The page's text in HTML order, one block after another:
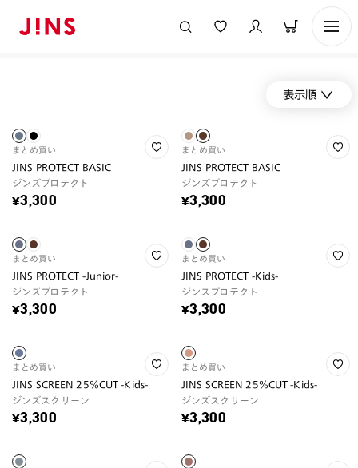
表示順
まとめ買い
JINS PROTECT BASIC
ジンズプロテクト
¥3,300
まとめ買い
JINS PROTECT BASIC
ジンズプロテクト
¥3,300
まとめ買い
JINS PROTECT -Junior-
ジンズプロテクト
¥3,300
まとめ買い
JINS PROTECT -Kids-
ジンズプロテクト
¥3,300
まとめ買い
JINS SCREEN 25%CUT -Kids-
ジンズスクリーン
¥3,300
まとめ買い
JINS SCREEN 25%CUT -Kids-
ジンズスクリーン
¥3,300